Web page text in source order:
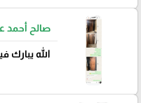
صالح أحمد
الله يبارك